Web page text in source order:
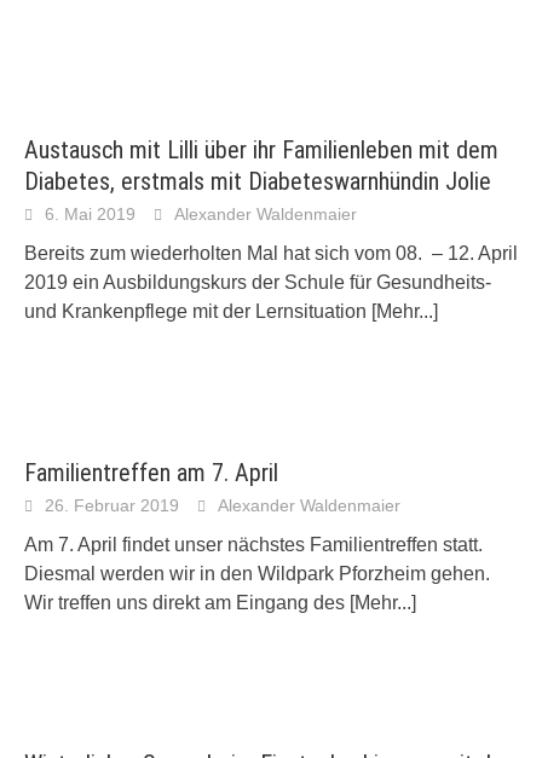
Austausch mit Lilli über ihr Familienleben mit dem
Diabetes, erstmals mit Diabeteswarnhündin Jolie
6. Mai 2019 Alexander Waldenmaier
Bereits zum wiederholten Mal hat sich vom 08. – 12. April
2019 ein Ausbildungskurs der Schule für Gesundheits-
und Krankenpflege mit der Lernsituation [Mehr...]
Familientreffen am 7. April
26. Februar 2019 Alexander Waldenmaier
Am 7. April findet unser nächstes Familientreffen statt.
Diesmal werden wir in den Wildpark Pforzheim gehen.
Wir treffen uns direkt am Eingang des [Mehr...]